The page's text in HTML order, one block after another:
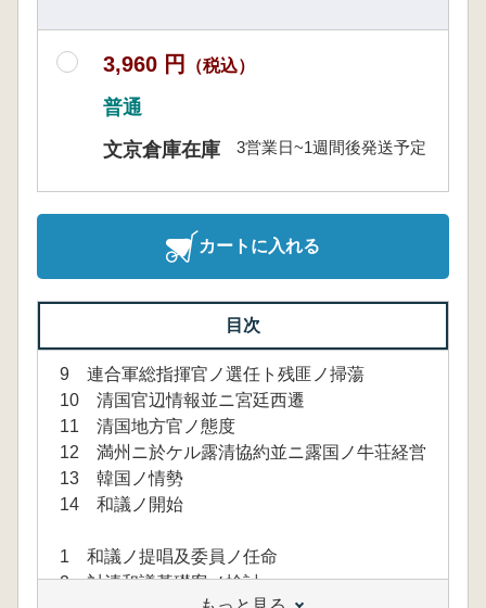
3,960 円 （税込）
普通
文京倉庫在庫
3営業日~1週間後発送予定
カートに入れる
目次
9 連合軍総指揮官ノ選任ト残匪ノ掃蕩
10 清国官辺情報並ニ宮廷西遷
11 清国地方官ノ態度
12 満州ニ於ケル露清協約並ニ露国ノ牛荘経営
13 韓国ノ情勢
14 和議ノ開始
1 和議ノ提唱及委員ノ任命
2 対清和議基礎案ノ検討